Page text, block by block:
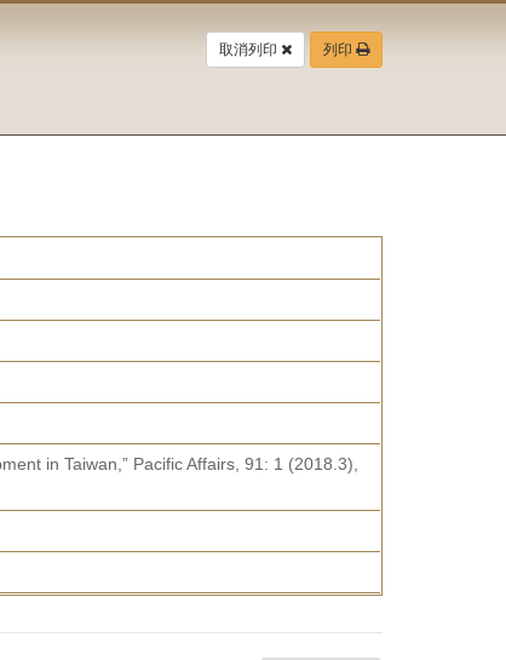
取消列印 列印
in Taiwan,” Pacific Affairs, 91: 1 (2018.3),